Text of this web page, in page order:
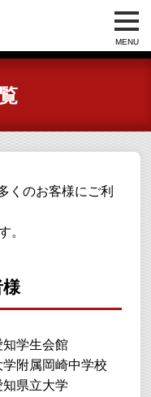
MENU
くのお客様にご利
。
知学生会館
附属岡崎中学校
知県立大学